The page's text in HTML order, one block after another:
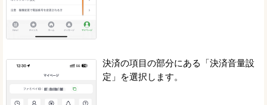
決済の項目の部分にある「決済音量設
定」を選択します。